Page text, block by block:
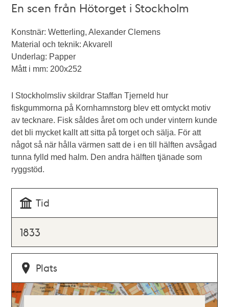
En scen från Hötorget i Stockholm
Konstnär: Wetterling, Alexander Clemens
Material och teknik: Akvarell
Underlag: Papper
Mått i mm: 200x252
I Stockholmsliv skildrar Staffan Tjerneld hur
fiskgummorna på Kornhamnstorg blev ett omtyckt motiv
av tecknare. Fisk såldes året om och under vintern kunde
det bli mycket kallt att sitta på torget och sälja. För att
något så när hålla värmen satt de i en till hälften avsågad
tunna fylld med halm. Den andra hälften tjänade som
ryggstöd.
Tid
1833
Plats